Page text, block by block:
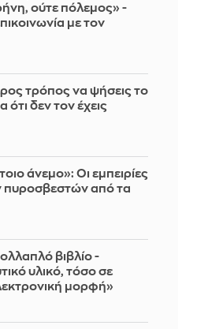
ούτε πόλεμος» -
με τον
τρόπος να ψήσεις το
ότι δεν τον έχεις
άνεμο»: Οι εμπειρίες
πυροσβεστών από τα
βιβλίο -
υλικό, τόσο σε
μορφή»